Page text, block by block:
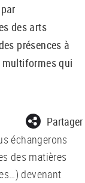
des arts
présences à
qui
Partager
échangerons
des matières
devenant